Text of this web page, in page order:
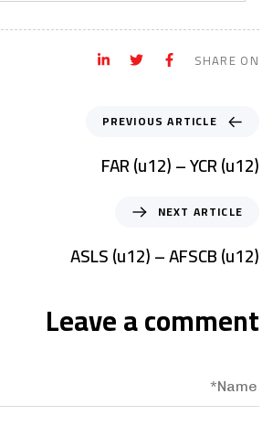
SHARE ON
PREVIOUS ARTICLE
FAR (u12) – YCR (u12)
NEXT ARTICLE
ASLS (u12) – AFSCB (u12)
Leave a comment